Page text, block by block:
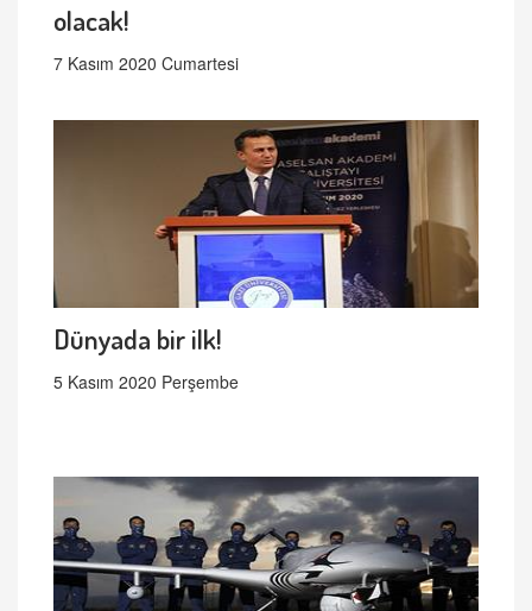
olacak!
7 Kasım 2020 Cumartesi
Dünyada bir ilk!
5 Kasım 2020 Perşembe